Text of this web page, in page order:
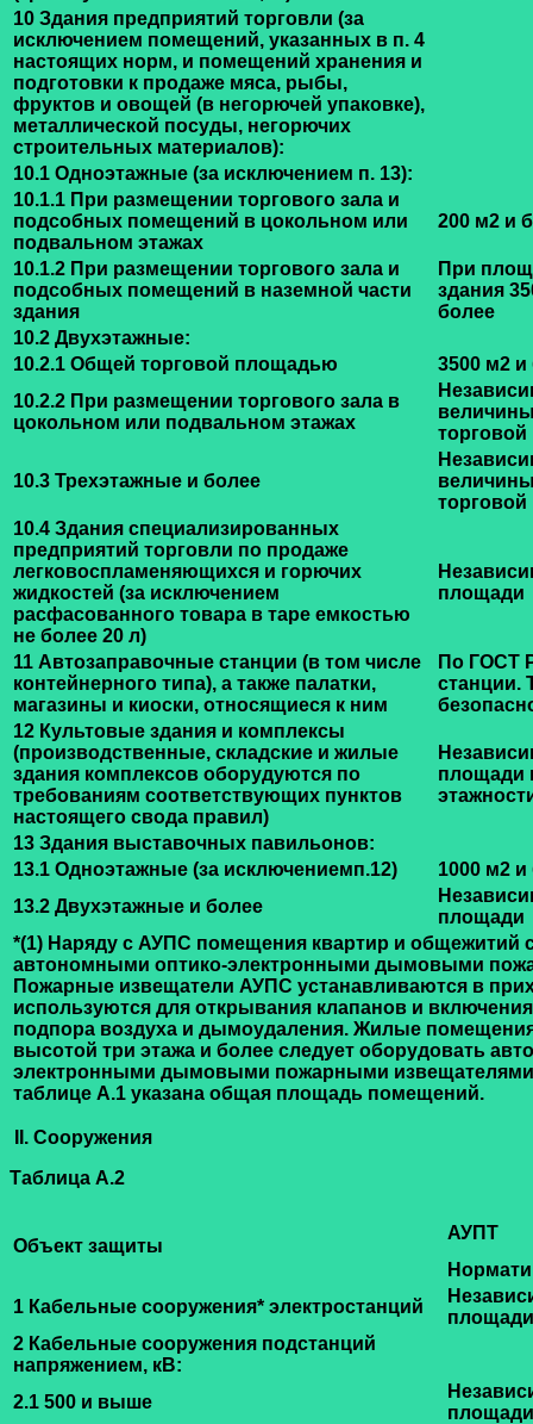
10 Здания предприятий торговли (за
исключением помещений, указанных в п. 4
настоящих норм, и помещений хранения и
подготовки к продаже мяса, рыбы,
фруктов и овощей (в негорючей упаковке),
металлической посуды, негорючих
строительных материалов):
10.1 Одноэтажные (за исключением п. 13):
10.1.1 При размещении торгового зала и
подсобных помещений в цокольном или
подвальном этажах
200 м2 и
10.1.2 При размещении торгового зала и
подсобных помещений в наземной части
здания
При
здания
более
10.2 Двухэтажные:
10.2.1 Общей торговой площадью
3500 м2 и
10.2.2 При размещении торгового зала в
цокольном или подвальном этажах
10.3 Трехэтажные и более
10.4 Здания специализированных
предприятий торговли по продаже
легковоспламеняющихся и горючих
жидкостей (за исключением
расфасованного товара в таре емкостью
не более 20 л)
площади
11 Автозаправочные станции (в том числе
контейнерного типа), а также палатки,
магазины и киоски, относящиеся к ним
По ГОСТ
станции.
12 Культовые здания и комплексы
(производственные, складские и жилые
здания комплексов оборудуются по
требованиям соответствующих пунктов
настоящего свода правил)
площади
13 Здания выставочных павильонов:
13.1 Одноэтажные (за исключениемп.12)
1000 м2 и
13.2 Двухэтажные и более
площади
*(1) Наряду с АУПС помещения квартир и общежитий
автономными оптико-электронными дымовыми
Пожарные извещатели АУПС устанавливаются в
используются для открывания клапанов и
подпора воздуха и дымоудаления. Жилые
высотой три этажа и более следует оборудовать
электронными дымовыми пожарными
таблице А.1 указана общая площадь помещений.
II. Сооружения
Таблица А.2
Объект защиты
АУПТ
1 Кабельные сооружения* электростанций
площади
2 Кабельные сооружения подстанций
напряжением, кВ:
2.1 500 и выше
площади